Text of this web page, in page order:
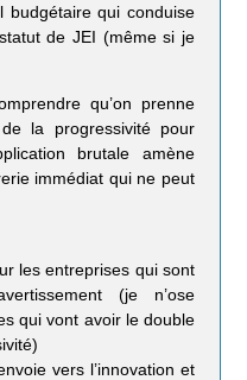
budgétaire qui conduise
de JEI (même si je
qu’on prenne
la progressivité pour
brutale amène
immédiat qui ne peut
les entreprises qui sont
(je n’ose
qui vont avoir le double
vers l’innovation et